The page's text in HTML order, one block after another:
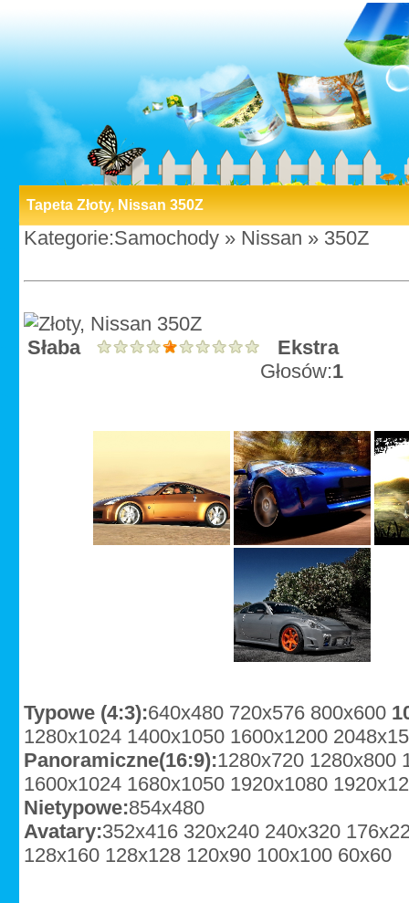
Tapeta Złoty, Nissan 350Z
Kategorie:Samochody » Nissan » 350Z
Słaba Ekstra
Głosów:1
Typowe (4:3):640x480 720x576 800x600
1280x1024 1400x1050 1600x1200
Panoramiczne(16:9):1280x720 1280x800
1600x1024 1680x1050 1920x1080
Nietypowe:854x480
Avatary:352x416 320x240 240x320
128x160 128x128 120x90 100x100 60x60